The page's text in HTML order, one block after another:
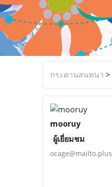
กระดานสนทนา >
mooruy
ผู้เยี่ยมชม
ocage@mailto.plus